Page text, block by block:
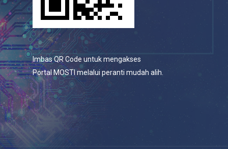
Imbas QR Code untuk mengakses
Portal MOSTI melalui peranti mudah alih.